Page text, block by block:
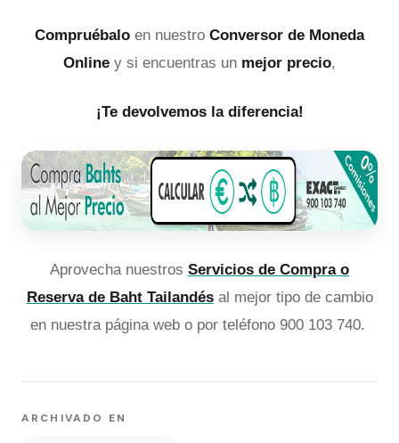
Compruébalo en nuestro Conversor de Moneda
Online y si encuentras un mejor precio,
¡Te devolvemos la diferencia!
Aprovecha nuestros Servicios de Compra o
Reserva de Baht Tailandésal mejor tipo de cambio
en nuestra página web o por teléfono 900 103 740.
ARCHIVADO EN